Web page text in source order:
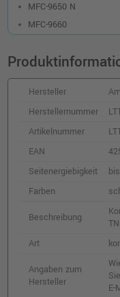
MFC-9650 N
MFC-9660
Hersteller
Herstellernummer
Artikelnummer
EAN
Seitenergiebigkeit
Farben
Beschreibung
Art
Angaben zum
Hersteller
E-